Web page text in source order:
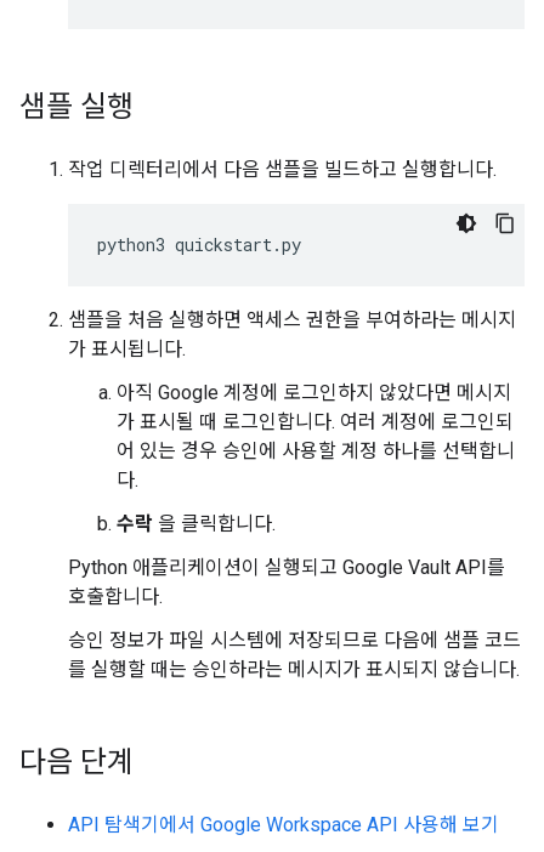
샘플 실행
작업 디렉터리에서 다음 샘플을 빌드하고 실행합니다.
python3 quickstart.py
샘플을 처음 실행하면 액세스 권한을 부여하라는 메시지
가 표시됩니다.
아직 Google 계정에 로그인하지 않았다면 메시지
가 표시될 때 로그인합니다. 여러 계정에 로그인되
어 있는 경우 승인에 사용할 계정 하나를 선택합니
다.
수락 을 클릭합니다.
Python 애플리케이션이 실행되고 Google Vault API를
호출합니다.
승인 정보가 파일 시스템에 저장되므로 다음에 샘플 코드
를 실행할 때는 승인하라는 메시지가 표시되지 않습니다.
다음 단계
API 탐색기에서 Google Workspace API 사용해 보기